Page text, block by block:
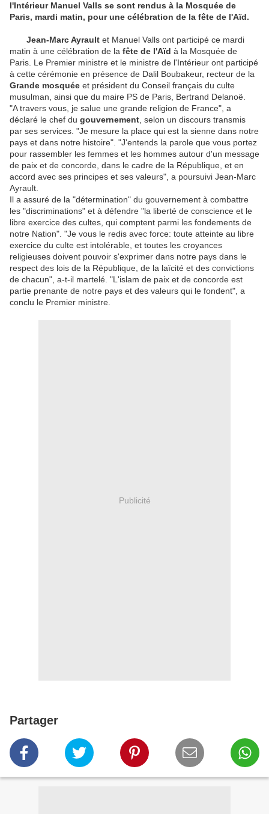
l'Intérieur Manuel Valls se sont rendus à la Mosquée de
Paris, mardi matin, pour une célébration de la fête de l'Aïd.
Jean-Marc Ayrault et Manuel Valls ont participé ce mardi
matin à une célébration de la fête de l'Aïd à la Mosquée de
Paris. Le Premier ministre et le ministre de l'Intérieur ont participé
à cette cérémonie en présence de Dalil Boubakeur, recteur de la
Grande mosquée et président du Conseil français du culte
musulman, ainsi que du maire PS de Paris, Bertrand Delanoë.
"A travers vous, je salue une grande religion de France", a
déclaré le chef du gouvernement , selon un discours transmis
par ses services. "Je mesure la place qui est la sienne dans notre
pays et dans notre histoire". "J'entends la parole que vous portez
pour rassembler les femmes et les hommes autour d'un message
de paix et de concorde, dans le cadre de la République, et en
accord avec ses principes et ses valeurs", a poursuivi Jean-Marc
Ayrault.
Il a assuré de la "détermination" du gouvernement à combattre
les "discriminations" et à défendre "la liberté de conscience et le
libre exercice des cultes, qui comptent parmi les fondements de
notre Nation". "Je vous le redis avec force: toute atteinte au libre
exercice du culte est intolérable, et toutes les croyances
religieuses doivent pouvoir s'exprimer dans notre pays dans le
respect des lois de la République, de la laïcité et des convictions
de chacun", a-t-il martelé. "L'islam de paix et de concorde est
partie prenante de notre pays et des valeurs qui le fondent", a
conclu le Premier ministre.
Publicité
Partager